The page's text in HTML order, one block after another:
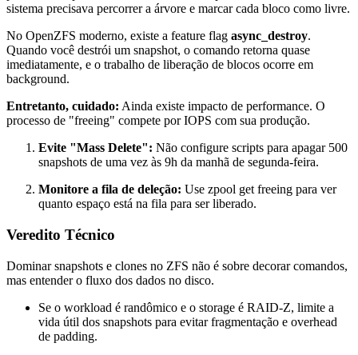
sistema precisava percorrer a árvore e marcar cada bloco como livre.
No OpenZFS moderno, existe a feature flag async_destroy.
Quando você destrói um snapshot, o comando retorna quase
imediatamente, e o trabalho de liberação de blocos ocorre em
background.
Entretanto, cuidado: Ainda existe impacto de performance. O
processo de "freeing" compete por IOPS com sua produção.
Evite "Mass Delete": Não configure scripts para apagar 500
snapshots de uma vez às 9h da manhã de segunda-feira.
Monitore a fila de deleção: Use zpool get freeing para ver
quanto espaço está na fila para ser liberado.
Veredito Técnico
Dominar snapshots e clones no ZFS não é sobre decorar comandos,
mas entender o fluxo dos dados no disco.
Se o workload é randômico e o storage é RAID-Z, limite a
vida útil dos snapshots para evitar fragmentação e overhead
de padding.